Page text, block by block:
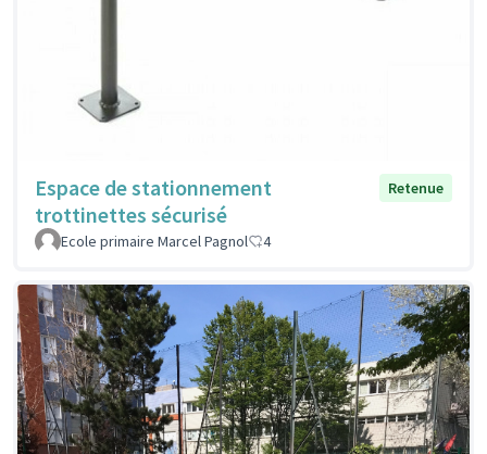
Espace de stationnement
trottinettes sécurisé
Retenue
Ecole primaire Marcel Pagnol 4